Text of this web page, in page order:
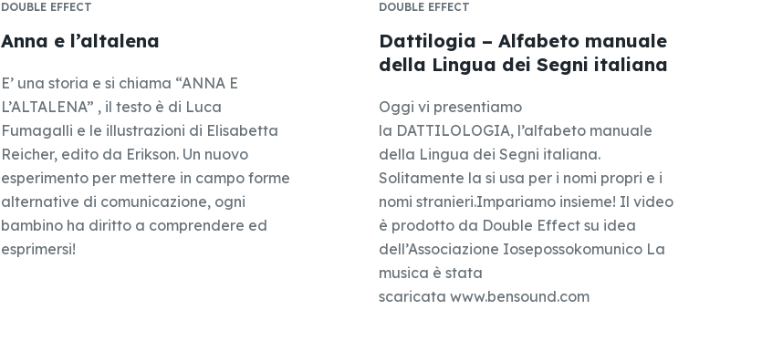
DOUBLE EFFECT
Anna e l’altalena
E’ una storia e si chiama “ANNA E
L’ALTALENA” , il testo è di Luca
Fumagalli e le illustrazioni di Elisabetta
Reicher, edito da Erikson. Un nuovo
esperimento per mettere in campo forme
alternative di comunicazione, ogni
bambino ha diritto a comprendere ed
esprimersi!
DOUBLE EFFECT
Dattilogia – Alfabeto manuale
della Lingua dei Segni italiana
Oggi vi presentiamo
la DATTILOLOGIA, l’alfabeto manuale
della Lingua dei Segni italiana.
Solitamente la si usa per i nomi propri e i
nomi stranieri.Impariamo insieme! Il video
è prodotto da Double Effect su idea
dell’Associazione Iosepossokomunico La
musica è stata
scaricata www.bensound.com